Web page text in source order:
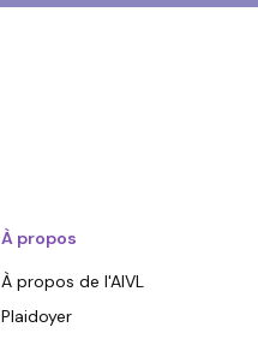
À propos
À propos de l'AIVL
Plaidoyer